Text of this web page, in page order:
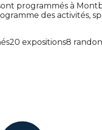
programmés à
des activités,
20 expositions8